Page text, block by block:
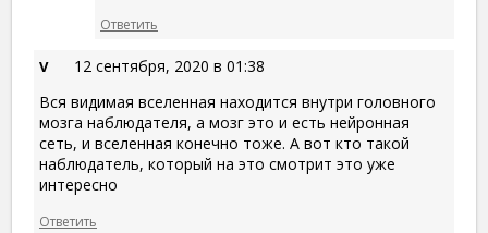
Ответить
V
12 сентября, 2020 в 01:38
Вся видимая вселенная находится внутри головного
мозга наблюдателя, а мозг это и есть нейронная
сеть, и вселенная конечно тоже. А вот кто такой
наблюдатель, который на это смотрит это уже
интересно
Ответить